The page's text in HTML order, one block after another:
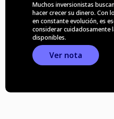
Muchos inversionistas
hacer crecer su dinero. Con
en constante evolución, es
considerar cuidadosamente
disponibles.
Ver nota